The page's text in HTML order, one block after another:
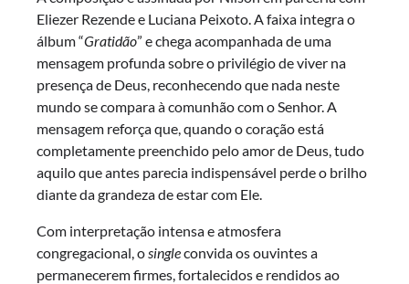
Eliezer Rezende e Luciana Peixoto. A faixa integra o
álbum “Gratidão” e chega acompanhada de uma
mensagem profunda sobre o privilégio de viver na
presença de Deus, reconhecendo que nada neste
mundo se compara à comunhão com o Senhor. A
mensagem reforça que, quando o coração está
completamente preenchido pelo amor de Deus, tudo
aquilo que antes parecia indispensável perde o brilho
diante da grandeza de estar com Ele.
Com interpretação intensa e atmosfera
congregacional, osingleconvida os ouvintes a
permanecerem firmes, fortalecidos e rendidos ao